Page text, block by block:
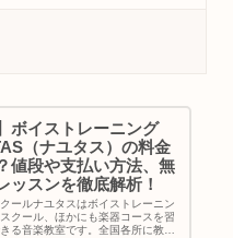
ボイストレーニング
（ナユタス）の料金
値段や支払い方法、無
ッスンを徹底解析！
ールナユタスはボイストレーニン
クール、ほかにも楽器コースを習
る音楽教室です。全国各所に教室